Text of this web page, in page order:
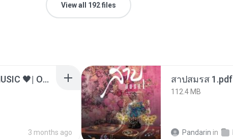
View all 192 files
ไม่มีใครรู้ตัวเรา– UNHEARD MUSIC 🖤| Official Lyric Video | เพลงสู้ชีวิต
3 months ago
สาปสมรส 1.pdf
112.4 MB
Pandarin in